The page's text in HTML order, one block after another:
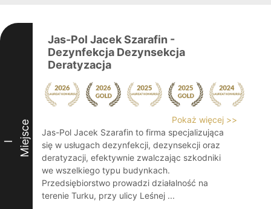
I Miejsce
Jas-Pol Jacek Szarafin -
Dezynfekcja Dezynsekcja
Deratyzacja
Pokaż więcej >>
Jas-Pol Jacek Szarafin to firma specjalizująca
się w usługach dezynfekcji, dezynsekcji oraz
deratyzacji, efektywnie zwalczając szkodniki
we wszelkiego typu budynkach.
Przedsiębiorstwo prowadzi działalność na
terenie Turku, przy ulicy Leśnej ...